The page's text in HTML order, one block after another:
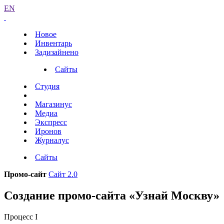
EN
Новое
Инвентарь
Задизайнено
Сайты
Студия
Магазинус
Медиа
Экспресс
Иронов
Журналус
Сайты
Промо-сайт Сайт 2.0
Создание промо-сайта «Узнай Москву»
Процесс I